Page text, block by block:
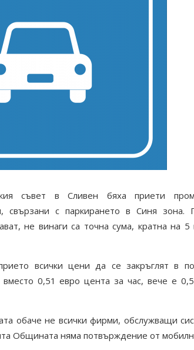
я съвет в Сливен
бяха приети
свързани с паркирането в Синя зона.
не винаги са точна сума, кратна на
всички цени да се закръглят в
вместо 0,51 евро цента за час, вече е
обаче не всички фирми, обслужващи
Общината няма потвърждение от